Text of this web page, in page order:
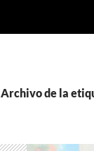
Archivo de la